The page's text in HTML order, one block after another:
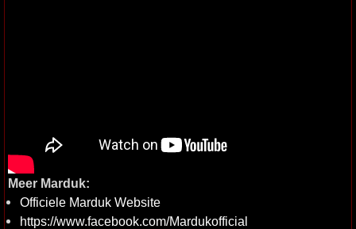
Meer Marduk:
Officiele Marduk Website
https://www.facebook.com/Mardukofficial